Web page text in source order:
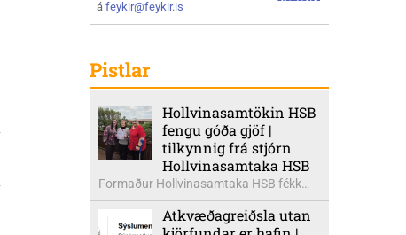
á feykir@feykir.is
Pistlar
Hollvinasamtökin HSB
fengu góða gjöf |
tilkynnig frá stjórn
Hollvinasamtaka HSB
Formaður Hollvinasamtaka HSB fékk
heldur betur góða heimsók þann 5.
ágúst síðastliðinn. Þarna voru mættar
Atkvæðagreiðsla utan